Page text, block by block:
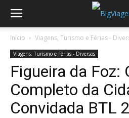
Início Viagens, Turismo e Férias -
Viagens, Turismo e Férias - Diversos
Figueira da Foz:
Completo da
Convidada BTL